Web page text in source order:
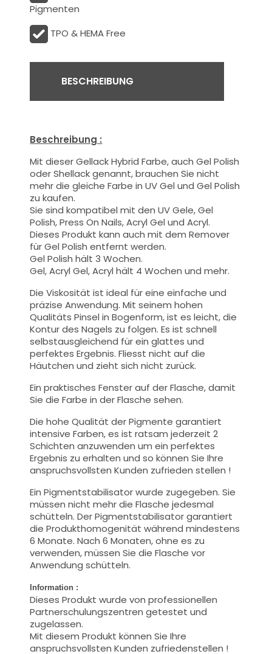
Pigmenten
TPO & HEMA Free
BESCHREIBUNG
Beschreibung :
Mit dieser Gellack Hybrid Farbe, auch Gel Polish
oder Shellack genannt, brauchen Sie nicht
mehr die gleiche Farbe in UV Gel und Gel Polish
zu kaufen.
Sie sind kompatibel mit den UV Gele, Gel
Polish, Press On Nails, Acryl Gel und Acryl.
Dieses Produkt kann auch mit dem Remover
für Gel Polish entfernt werden.
Gel Polish hält 3 Wochen.
Gel, Acryl Gel, Acryl hält 4 Wochen und mehr.
Die Viskosität ist ideal für eine einfache und
präzise Anwendung.Mit seinem hohen
QualitätsPinsel in Bogenform, ist es leicht, die
Kontur des Nagels zu folgen. Es ist schnell
selbstausgleichend für ein glattes und
perfektes Ergebnis. Fliesst nicht auf die
Häutchen und zieht sich nicht zurück.
Ein praktisches Fenster auf der Flasche, damit
Sie die Farbe in der Flasche sehen.
Die hohe Qualität der Pigmente garantiert
intensive Farben, es ist ratsam jederzeit 2
Schichten anzuwenden um ein perfektes
Ergebnis zu erhalten und so können Sie Ihre
anspruchsvollsten Kunden zufrieden stellen !
Ein Pigmentstabilisator wurde zugegeben. Sie
müssen nicht mehr die Flasche jedesmal
schütteln. Der Pigmentstabilisator garantiert
die Produkthomogenität während mindestens
6 Monate. Nach 6 Monaten, ohne es zu
verwenden, müssen Sie die Flasche vor
Anwendung schütteln.
Information :
Dieses Produkt wurde von professionellen
Partnerschulungszentren getestet und
zugelassen.
Mit diesem Produkt können Sie Ihre
anspruchsvollsten Kunden zufriedenstellen !